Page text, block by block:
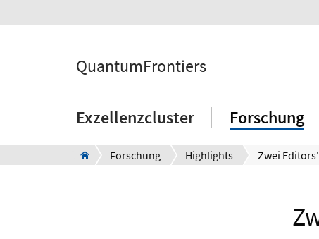
QuantumFrontiers
Exzellenzcluster Forschung
Forschung Highlights